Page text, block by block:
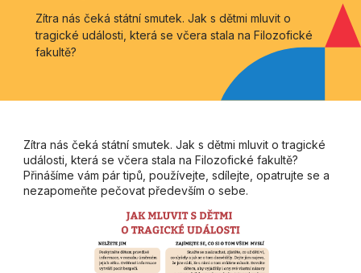
Zítra nás čeká státní smutek. Jak s dětmi mluvit o
tragické události, která se včera stala na Filozofické
fakultě?
Zítra nás čeká státní smutek. Jak s dětmi mluvit o tragické
události, která se včera stala na Filozofické fakultě?
Přinášíme vám pár tipů, používejte, sdílejte, opatrujte se a
nezapomeňte pečovat především o sebe.